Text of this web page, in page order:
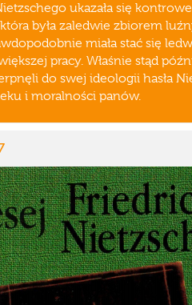
ukazała się
była zaledwie zbiorem
miała stać się
pracy. Właśnie stąd
do swej ideologii hasła
i moralności panów.